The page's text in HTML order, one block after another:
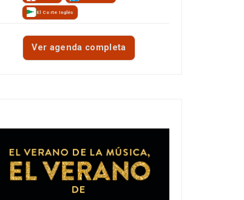
El Corte Inglés
Ver agenda completa